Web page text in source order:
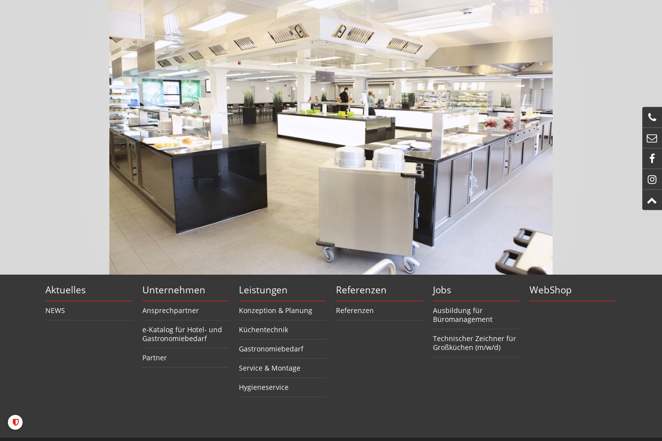
Aktuelles
NEWS
Unternehmen
Ansprechpartner
e-Katalog für Hotel- und
Gastronomiebedarf
Partner
Leistungen
Konzeption & Planung
Küchentechnik
Gastronomiebedarf
Service & Montage
Hygieneservice
Referenzen
Referenzen
Jobs
Ausbildung für
Büromanagement
Technischer Zeichner für
Großküchen (m/w/d)
WebShop